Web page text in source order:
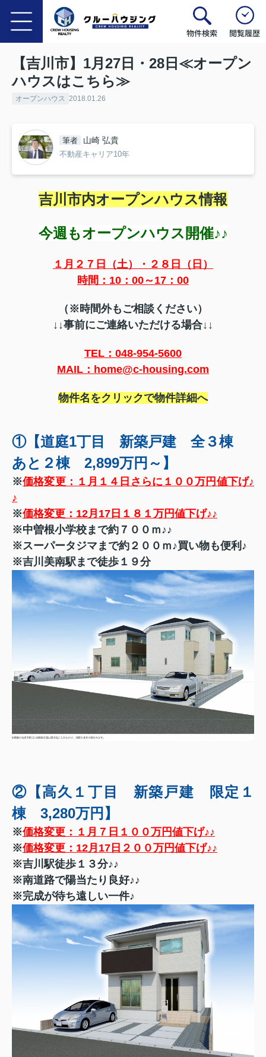
物件検索 閲覧履歴
【吉川市】1月27日・28日≪オープン
ハウスはこちら≫
オープンハウス 2018.01.26
筆者 山崎 弘貴
不動産キャリア10年
吉川市内オープンハウス情報
今週もオープンハウス開催♪♪
１月２７日（土）・２８日（日）
時間：10：00～17：00
（※時間外もご相談ください）
↓↓事前にご連絡いただける場合↓↓
TEL：048-954-5600
MAIL：home@c-housing.com
物件名をクリックで物件詳細へ
①【道庭1丁目 新築戸建 全３棟
あと２棟 2,899万円～】
※価格変更：１月１４日さらに１００万円値下げ♪
♪
※価格変更：12月17日１８１万円値下げ♪♪
※中曽根小学校まで約７００ｍ♪♪
※スーパータジマまで約２００ｍ♪買い物も便利♪
※吉川美南駅まで徒歩１９分
②【高久１丁目 新築戸建 限定１
棟 3,280万円】
※価格変更：１月７日１００万円値下げ♪♪
※価格変更：12月17日２００万円値下げ♪♪
※吉川駅徒歩１３分♪♪
※南道路で陽当たり良好♪♪
※完成が待ち遠しい一件♪